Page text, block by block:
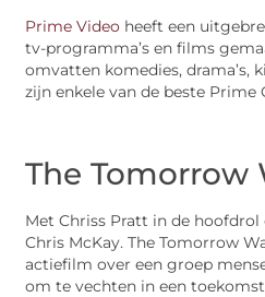
Prime Video heeft een
tv-programma’s en films
omvatten komedies, drama’s,
zijn enkele van de beste Prime
The Tomorrow
Met Chriss Pratt in de hoofdrol
Chris McKay. The Tomorrow
actiefilm over een groep
om te vechten in een